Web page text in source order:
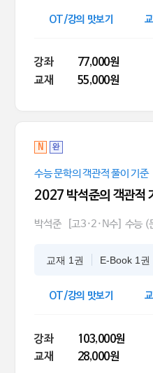
OT/강의 맛보기
강좌
77,000원
교재
55,000원
N 완
수능 문학의 객관적 풀이 기준
2027 박석준의 객관적
박석준 [고3·2·N수] 수능 (
교재 1권 E-Book 1권
OT/강의 맛보기
강좌
103,000원
교재
28,000원